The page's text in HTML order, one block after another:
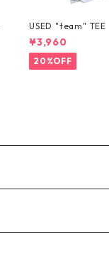
USED "team" TEE
¥3,960
20%OFF